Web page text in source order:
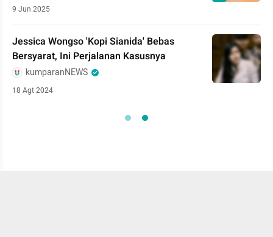
9 Jun 2025
Jessica Wongso 'Kopi Sianida' Bebas
Bersyarat, Ini Perjalanan Kasusnya
kumparanNEWS
18 Agt 2024